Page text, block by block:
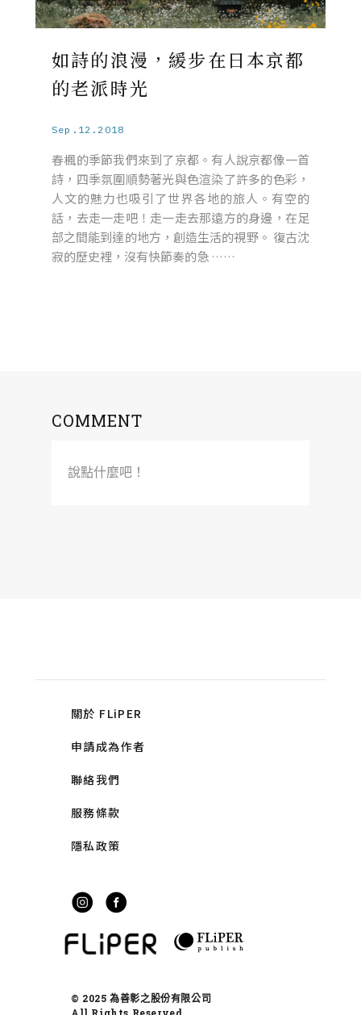
如詩的浪漫，緩步在日本京都
的老派時光
Sep.12.2018
春楓的季節我們來到了京都。有人說京都像一首
詩，四季氛圍順勢著光與色渲染了許多的色彩，
人文的魅力也吸引了世界各地的旅人。有空的
話，去走一走吧！走一走去那遠方的身邊，在足
部之間能到達的地方，創造生活的視野。 復古沈
寂的歷史裡，沒有快節奏的急 ……
COMMENT
說點什麼吧！
關於 FLiPER
申請成為作者
聯絡我們
服務條款
隱私政策
© 2025 為善彰之股份有限公司